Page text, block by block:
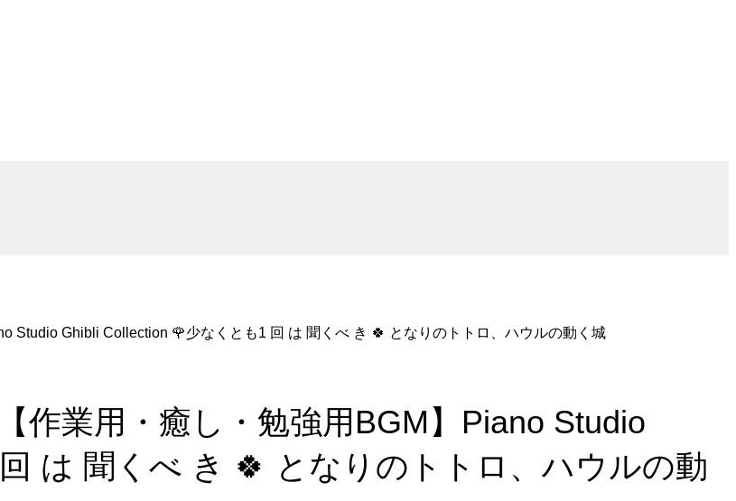
Studio Ghibli Collection 🌹少なくとも1 回 は 聞くべ き 🍀 となりのトトロ、ハウルの動く城
作業用・癒し・勉強用BGM】Piano Studio
は 聞くべ き 🍀 となりのトトロ、ハウルの動